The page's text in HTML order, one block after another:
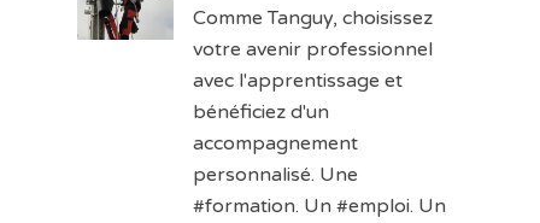
Comme Tanguy, choisissez
votre avenir professionnel
avec l'apprentissage et
bénéficiez d'un
accompagnement
personnalisé. Une
#formation. Un #emploi. Un